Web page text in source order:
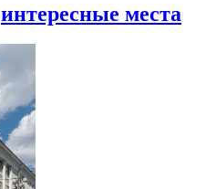
интересные места